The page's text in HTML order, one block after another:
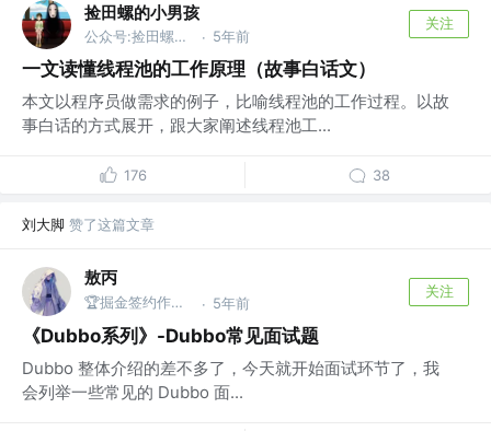
捡田螺的小男孩
公众号:捡田螺的小男孩 · 5年前
关注
一文读懂线程池的工作原理（故事白话文）
本文以程序员做需求的例子，比喻线程池的工作过程。以故
事白话的方式展开，跟大家阐述线程池工...
176 38
刘大脚 赞了这篇文章
敖丙
🏆掘金签约作者 @微信搜：敖丙 · 5年前
关注
《Dubbo系列》-Dubbo常见面试题
Dubbo 整体介绍的差不多了，今天就开始面试环节了，我
会列举一些常见的 Dubbo 面...